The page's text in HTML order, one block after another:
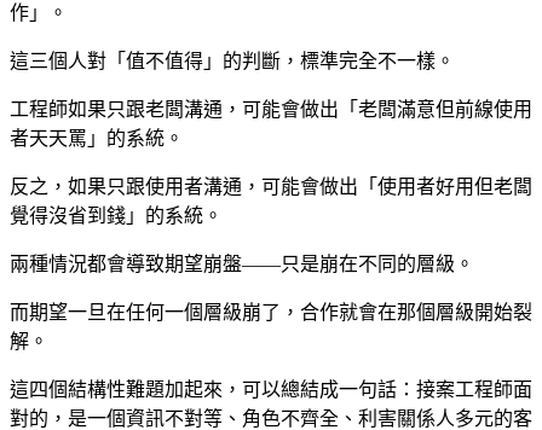
作」。
這三個人對「值不值得」的判斷，標準完全不一樣。
工程師如果只跟老闆溝通，可能會做出「老闆滿意但前線使用
者天天罵」的系統。
反之，如果只跟使用者溝通，可能會做出「使用者好用但老闆
覺得沒省到錢」的系統。
兩種情況都會導致期望崩盤——只是崩在不同的層級。
而期望一旦在任何一個層級崩了，合作就會在那個層級開始裂
解。
這四個結構性難題加起來，可以總結成一句話：接案工程師面
對的，是一個資訊不對等、角色不齊全、利害關係人多元的客